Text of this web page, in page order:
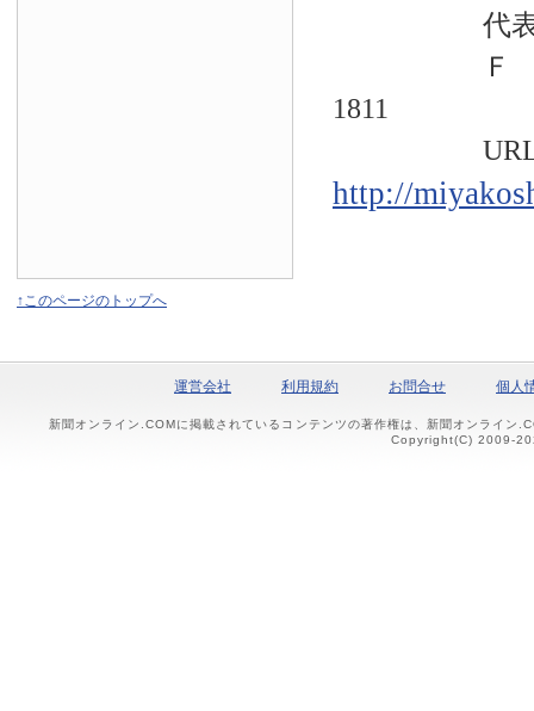
代表電話
Ｆ Ａ
1811
URL
http://
↑このページのトップへ
運営会社 利用規約 お問合せ 個人
新聞オンライン.COMに掲載されているコンテンツの著作権は、新聞オンライン
Copyright(C) 2009-